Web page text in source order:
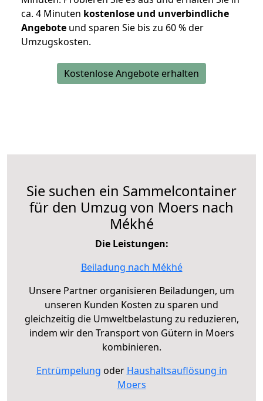
ca. 4 Minuten kostenlose und unverbindliche
Angebote und sparen Sie bis zu 60 % der
Umzugskosten.
Kostenlose Angebote erhalten
Sie suchen ein Sammelcontainer
für den Umzug von Moers nach
Mékhé
Die Leistungen:
Beiladung nach Mékhé
Unsere Partner organisieren Beiladungen, um
unseren Kunden Kosten zu sparen und
gleichzeitig die Umweltbelastung zu reduzieren,
indem wir den Transport von Gütern in Moers
kombinieren.
Entrümpelung oder Haushaltsauflösung in
Moers